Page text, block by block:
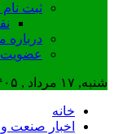
ثبت
درباره
عضويت
شنبه, ۱۷ مرداد , ۱۴۰۵ | برابر با : 24 صفر 1448
خانه
اخبار صنعت